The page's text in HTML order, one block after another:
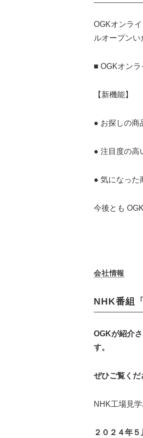
OGKオンラ
ルオープンい
■ OGKオン
【新機能】
● お探しの商
● 注目度の高
● 気になった
今後とも
会社情報
NHK番組
OGKが紹介
す。
ぜひご覧くだ
NHK工場見
２０２４年